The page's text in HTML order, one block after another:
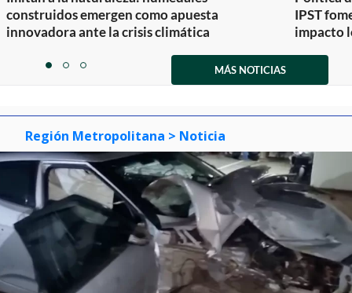
construidos emergen como apuesta
innovadora ante la crisis climática
IPST
impacto
itemitemitem
MÁS NOTICIAS
Región Metropolitana > Noticia